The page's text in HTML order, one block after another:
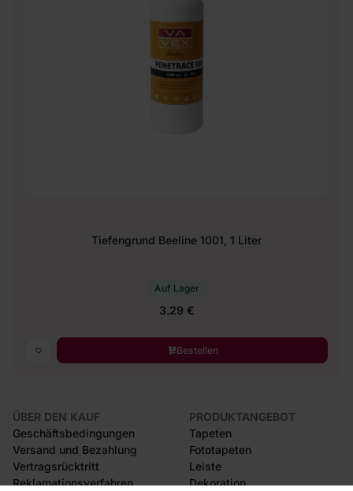
Tiefengrund Beeline 1001, 1 Liter
Auf Lager
3.29 €
Bestellen
ÜBER DEN KAUF
Geschäftsbedingungen
Versand und Bezahlung
Vertragsrücktritt
Reklamationsverfahren
PRODUKTANGEBOT
Tapeten
Fototapeten
Leiste
Dekoration